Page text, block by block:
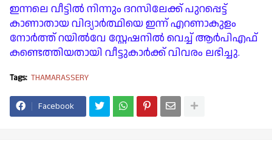
ഇന്നലെ വീട്ടിൽ നിന്നും ദറസിലേക്ക് പുറപ്പെട്ട്
കാണാതായ വിദ്യാർത്ഥിയെ ഇന്ന് എറണാകുളം
നോർത്ത് റയിൽവേ സ്റ്റേഷനിൽ വെച്ച് ആർപിഎഫ്
കണ്ടെത്തിയതായി വീട്ടുകാർക്ക് വിവരം ലഭിച്ചു.
Tags: THAMARASSERY
Facebook